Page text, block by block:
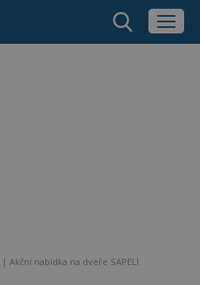
Akční nabídka na dveře SAPELI